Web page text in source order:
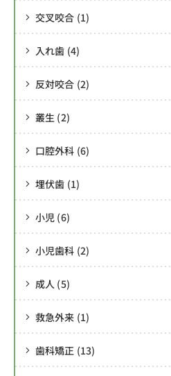
交叉咬合 (1)
入れ歯 (4)
反対咬合 (2)
叢生 (2)
口腔外科 (6)
埋伏歯 (1)
小児 (6)
小児歯科 (2)
成人 (5)
救急外来 (1)
歯科矯正 (13)